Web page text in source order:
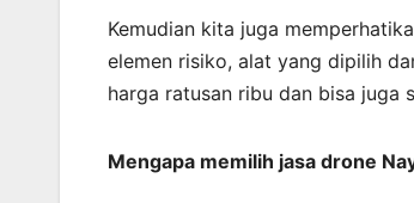
Kemudian kita juga
elemen risiko, alat yang dipilih
harga ratusan ribu dan bisa juga
Mengapa memilih jasa drone